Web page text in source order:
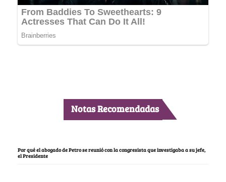
Notas Recomendadas
Por qué el abogado de Petro se reunió con la congresista que investigaba a su jefe,
el Presidente